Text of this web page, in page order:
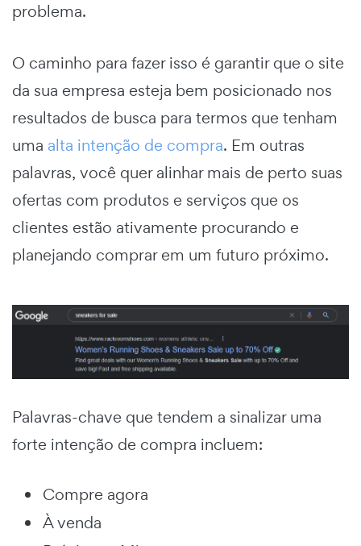
problema.
O caminho para fazer isso é garantir que o site
da sua empresa esteja bem posicionado nos
resultados de busca para termos que tenham
uma alta intenção de compra. Em outras
palavras, você quer alinhar mais de perto suas
ofertas com produtos e serviços que os
clientes estão ativamente procurando e
planejando comprar em um futuro próximo.
Palavras-chave que tendem a sinalizar uma
forte intenção de compra incluem:
Compre agora
À venda